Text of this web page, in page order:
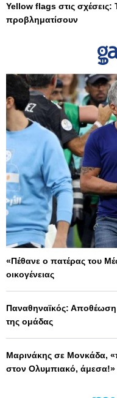
Yellow flags στις σχέσεις:
προβληματίσουν
«Πέθανε ο πατέρας του
οικογένειας
Παναθηναϊκός: Αποθέωση
της ομάδας
Μαρινάκης σε Μονκάδα,
στον Ολυμπιακό, άμεσα!»